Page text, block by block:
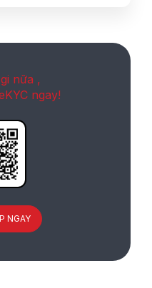
nữa ,
ngay!
NGAY